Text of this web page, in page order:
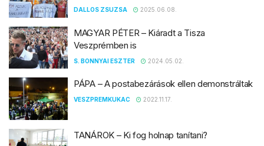
DALLOS ZSUZSA 2025.06.08.
MAGYAR PÉTER – Kiáradt a Tisza
Veszprémben is
S. BONNYAI ESZTER 2024.05.02.
PÁPA – A postabezárások ellen demonstráltak
VESZPREMKUKAC 2022.11.17.
TANÁROK – Ki fog holnap tanítani?